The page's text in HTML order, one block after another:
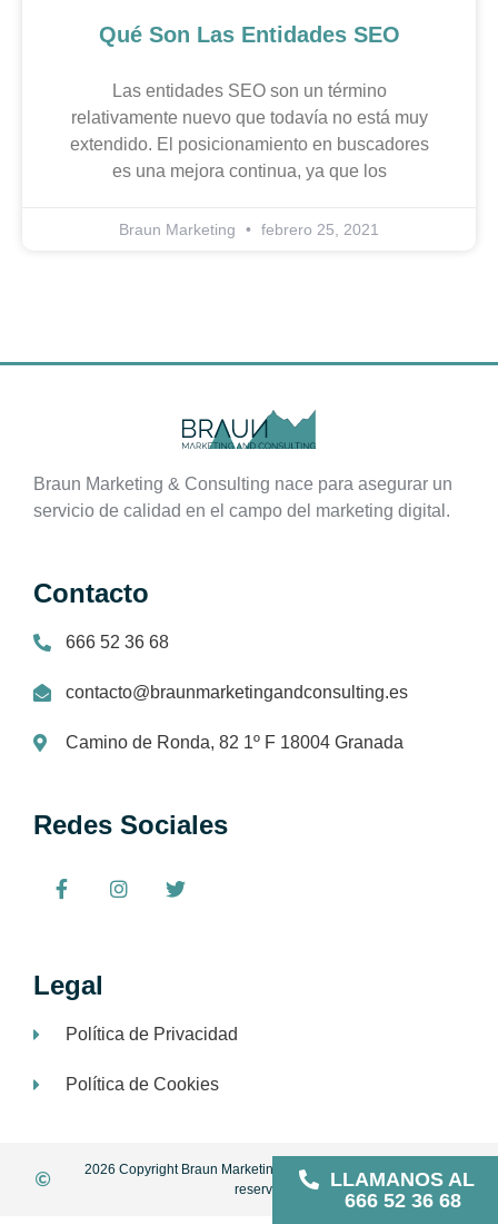
Qué Son Las Entidades SEO
Las entidades SEO son un término
relativamente nuevo que todavía no está muy
extendido. El posicionamiento en buscadores
es una mejora continua, ya que los
Braun Marketing febrero 25, 2021
Braun Marketing & Consulting nace para asegurar un
servicio de calidad en el campo del marketing digital.
Contacto
666 52 36 68
contacto@braunmarketingandconsulting.es
Camino de Ronda, 82 1º F 18004 Granada
Redes Sociales
Legal
Política de Privacidad
Política de Cookies
2026 Copyright Braun Marketing and Consulting | All rights
reserved
LLAMANOS AL
666 52 36 68